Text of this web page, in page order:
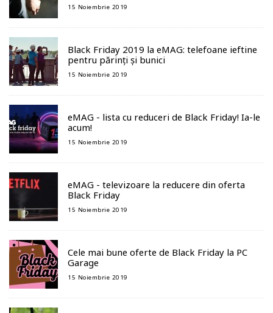
15 Noiembrie 2019
Black Friday 2019 la eMAG: telefoane ieftine
pentru părinți și bunici
15 Noiembrie 2019
eMAG - lista cu reduceri de Black Friday! Ia-le
acum!
15 Noiembrie 2019
eMAG - televizoare la reducere din oferta
Black Friday
15 Noiembrie 2019
Cele mai bune oferte de Black Friday la PC
Garage
15 Noiembrie 2019